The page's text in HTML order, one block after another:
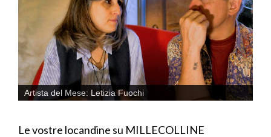
Artista del Mese: Letizia Fuochi
Le vostre locandine su MILLECOLLINE